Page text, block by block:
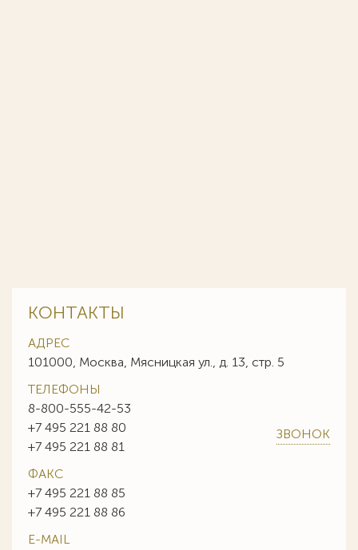
КОНТАКТЫ
АДРЕС
101000, Москва, Мясницкая ул., д. 13, стр. 5
ТЕЛЕФОНЫ
8-800-555-42-53
+7 495 221 88 80
+7 495 221 88 81
ЗВОНОК
ФАКС
+7 495 221 88 85
+7 495 221 88 86
E-MAIL